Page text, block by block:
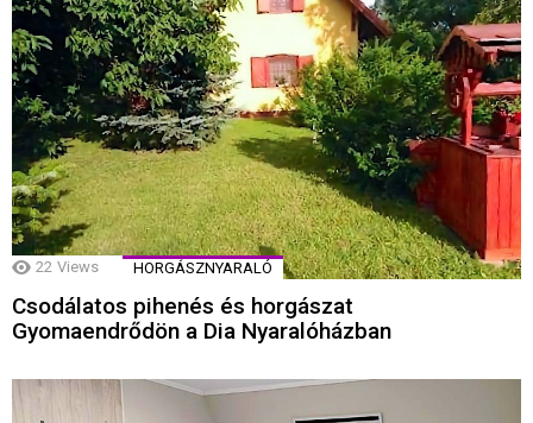
22 Views HORGÁSZNYARALÓ
Csodálatos pihenés és horgászat
Gyomaendrődön a Dia Nyaralóházban